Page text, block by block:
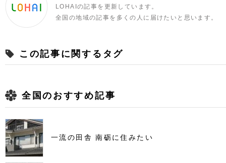
LOHAIの記事を更新しています。
全国の地域の記事を多くの人に届けたいと思います。
この記事に関するタグ
全国のおすすめ記事
一流の田舎 南砺に住みたい